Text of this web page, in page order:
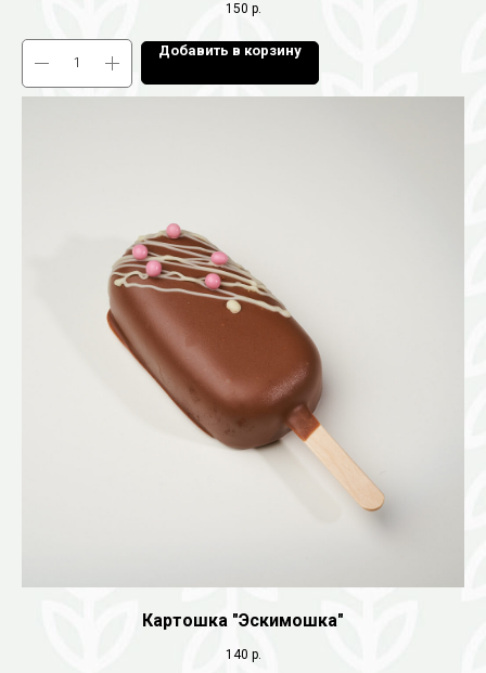
150 р.
Добавить в корзину
Картошка "Эскимошка"
140 р.